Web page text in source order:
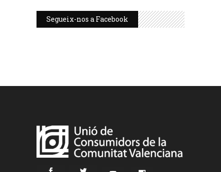
Segueix-nos a Facebook